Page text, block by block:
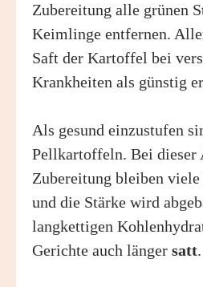
Zubereitung alle grünen
Keimlinge entfernen.
Saft der Kartoffel bei
Krankheiten als günstig
Als gesund einzustufen
Pellkartoffeln. Bei dieser
Zubereitung bleiben
und die Stärke wird
langkettigen
Gerichte auch länger satt.